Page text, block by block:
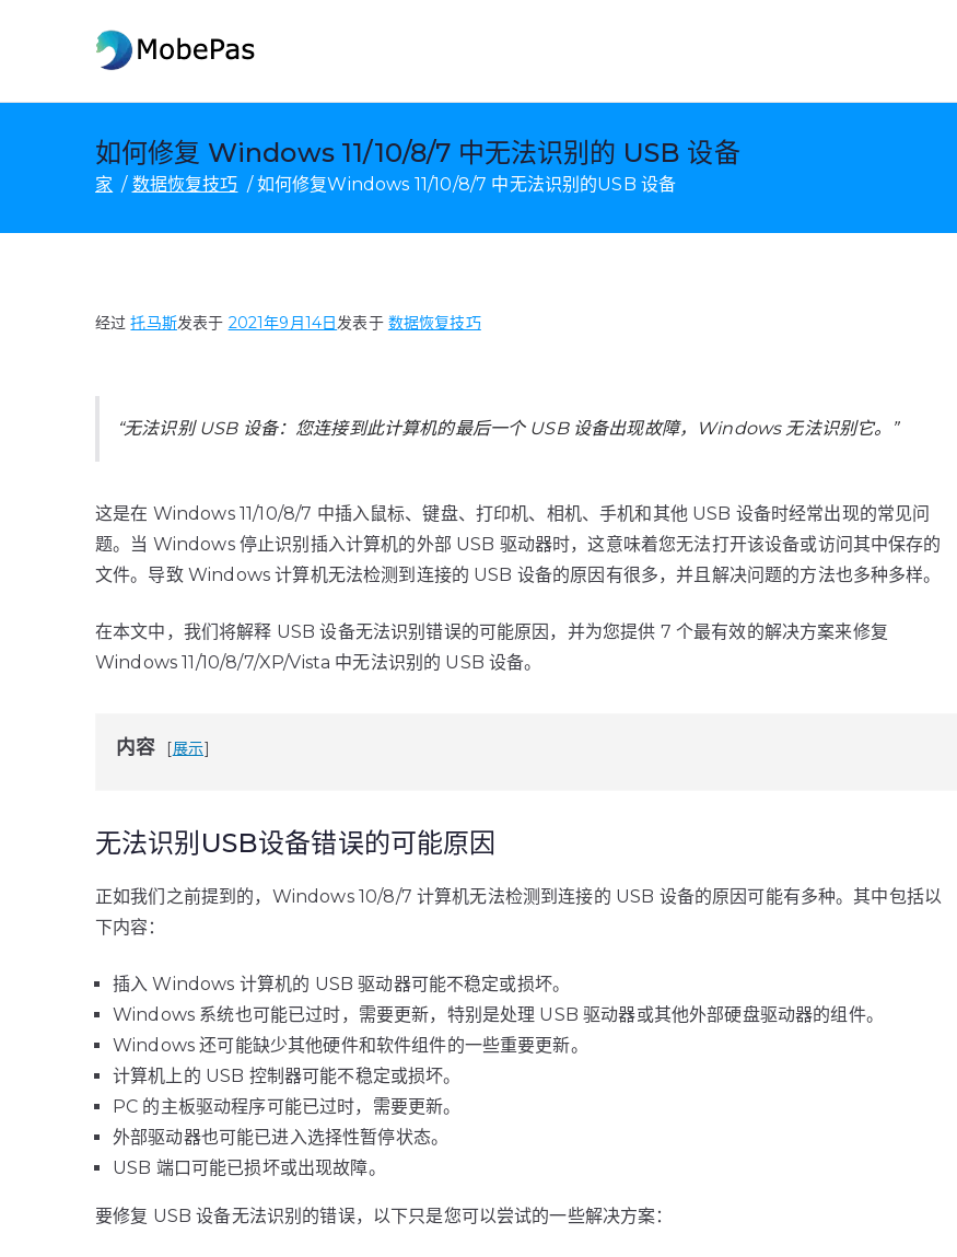
容
如何修复 Windows 11/10/8/7 中无法识别的 USB 设备
家 数据恢复技巧 如何修复Windows 11/10/8/7 中无法识别的USB 设备
经过托马斯发表于 2021年9月14日发表于 数据恢复技巧
“无法识别 USB 设备：您连接到此计算机的最后一个 USB 设备出现故障，Windows 无法识别它。”
这是在 Windows 11/10/8/7 中插入鼠标、键盘、打印机、相机、手机和其他 USB 设备时经常出现的常见问
题。当 Windows 停止识别插入计算机的外部 USB 驱动器时，这意味着您无法打开该设备或访问其中保存的
文件。导致 Windows 计算机无法检测到连接的 USB 设备的原因有很多，并且解决问题的方法也多种多样。
在本文中，我们将解释 USB 设备无法识别错误的可能原因，并为您提供 7 个最有效的解决方案来修复
Windows 11/10/8/7/XP/Vista 中无法识别的 USB 设备。
内容 展示
无法识别USB设备错误的可能原因
正如我们之前提到的，Windows 10/8/7 计算机无法检测到连接的 USB 设备的原因可能有多种。其中包括以
下内容：
插入 Windows 计算机的 USB 驱动器可能不稳定或损坏。
Windows 系统也可能已过时，需要更新，特别是处理 USB 驱动器或其他外部硬盘驱动器的组件。
Windows 还可能缺少其他硬件和软件组件的一些重要更新。
计算机上的 USB 控制器可能不稳定或损坏。
PC 的主板驱动程序可能已过时，需要更新。
外部驱动器也可能已进入选择性暂停状态。
USB 端口可能已损坏或出现故障。
要修复 USB 设备无法识别的错误，以下只是您可以尝试的一些解决方案：